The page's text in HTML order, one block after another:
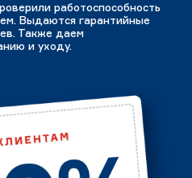
работоспособность
Выдаются гарантийные
Также даем
и уходу.